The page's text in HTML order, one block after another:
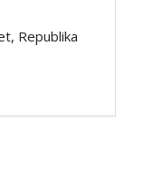
Republika